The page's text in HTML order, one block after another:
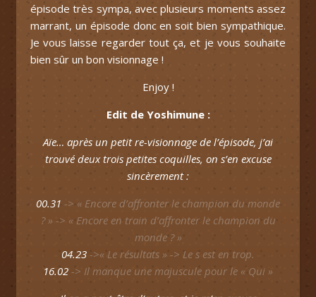
épisode très sympa, avec plusieurs moments assez
marrant, un épisode donc en soit bien sympathique.
Je vous laisse regarder tout ça, et je vous souhaite
bien sûr un bon visionnage !
Enjoy !
Edit de Yoshimune :
Aïe… après un petit re-visionnage de l’épisode, j’ai
trouvé deux trois petites coquilles, on s’en excuse
sincèrement :
00.31 -> « Encore d’affronter le champion du monde
? » -> « Encore en train d’affronter le champion du
monde ? »
04.23 ->« Le résultats » -> Le s est en trop.
16.02 -> Il manque une majuscule pour le « Qui »